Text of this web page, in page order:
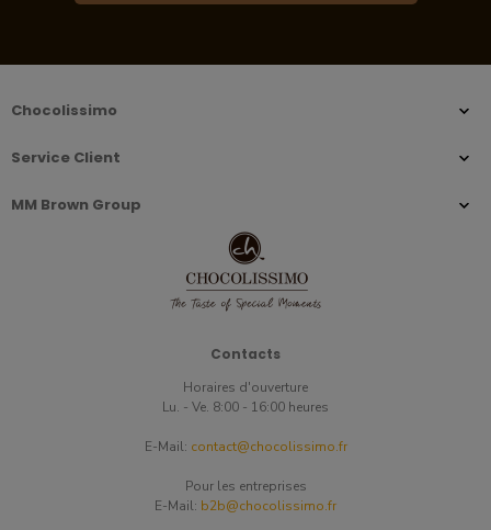
Chocolissimo
Service Client
MM Brown Group
Contacts
Horaires d'ouverture
Lu. - Ve. 8:00 - 16:00 heures
E-Mail: contact@chocolissimo.fr
Pour les entreprises
E-Mail: b2b@chocolissimo.fr